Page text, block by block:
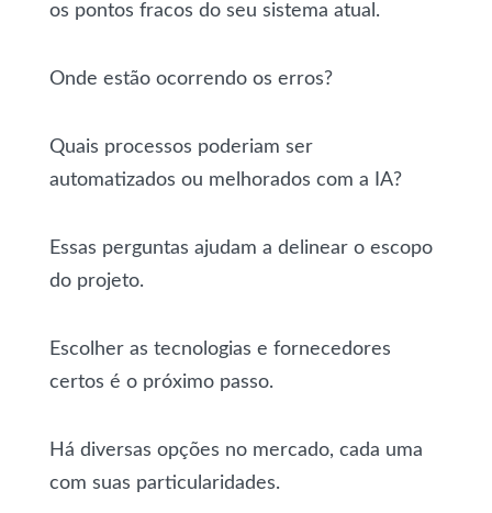
os pontos fracos do seu sistema atual.
Onde estão ocorrendo os erros?
Quais processos poderiam ser
automatizados ou melhorados com a IA?
Essas perguntas ajudam a delinear o escopo
do projeto.
Escolher as tecnologias e fornecedores
certos é o próximo passo.
Há diversas opções no mercado, cada uma
com suas particularidades.